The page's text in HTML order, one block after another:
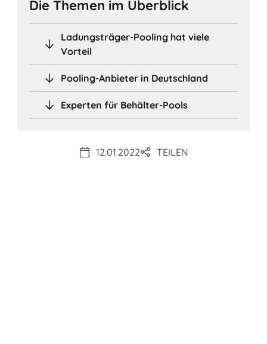
Die Themen im Überblick
Ladungsträger-Pooling hat viele
Vorteil
Pooling-Anbieter in Deutschland
Experten für Behälter-Pools
12.01.2022 TEILEN